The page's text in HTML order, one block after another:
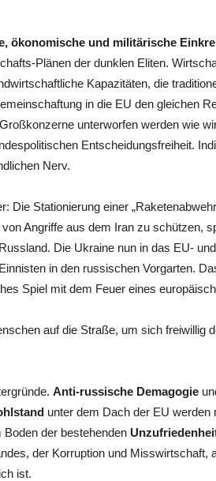
ökonomische und militärische
Plänen der dunklen Eliten.
Kapazitäten, die
in die EU den gleichen
unterworfen werden wie
Entscheidungsfreiheit.
Nerv.
Die Stationierung einer
Angriffe aus dem Iran zu schützen,
Die Ukraine nun in das EU-
in den russischen Vorgarten.
Spiel mit dem Feuer eines
auf die Straße, um sich freiwillig
Anti-russische Demagogie
unter dem Dach der EU werden
der bestehenden
der Korruption und Misswirtschaft,
ist.